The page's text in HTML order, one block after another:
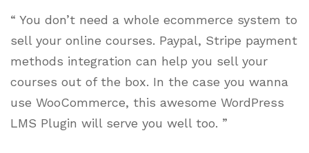
“ You don’t need a whole ecommerce system to
sell your online courses. Paypal, Stripe payment
methods integration can help you sell your
courses out of the box. In the case you wanna
use WooCommerce, this awesome WordPress
LMS Plugin will serve you well too. ”